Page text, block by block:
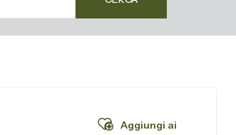
Aggiungi ai